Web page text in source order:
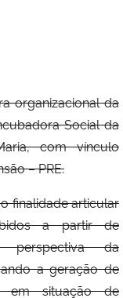
organizacional da
Social da
com vínculo
– PRE.
finalidade articular
a partir de
perspectiva da
a geração de
em situação de